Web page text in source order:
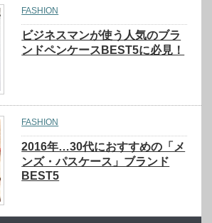
FASHION
ビジネスマンが使う人気のブラ
ンドペンケースBEST5に必見！
FASHION
2016年…30代におすすめの「メ
ンズ・パスケース」ブランド
BEST5